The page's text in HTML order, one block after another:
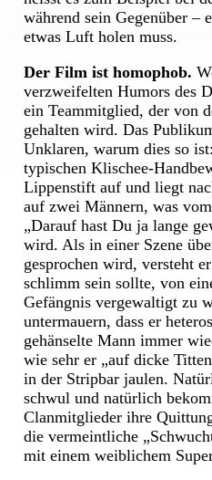
während sein Gegenüber –
etwas Luft holen muss.
Der Film ist homophob.
verzweifelten Humors des
ein Teammitglied, der von
gehalten wird. Das
Unklaren, warum dies so
typischen Klischee-
Lippenstift auf und liegt
auf zwei Männern, was
„Darauf hast Du ja lange
wird. Als in einer Szene
gesprochen wird, versteht
schlimm sein sollte, von
Gefängnis vergewaltigt zu
untermauern, dass er
gehänselte Mann immer
wie sehr er „auf dicke
in der Stripbar jaulen.
schwul und natürlich
Clanmitglieder ihre
die vermeintliche
mit einem weiblichem